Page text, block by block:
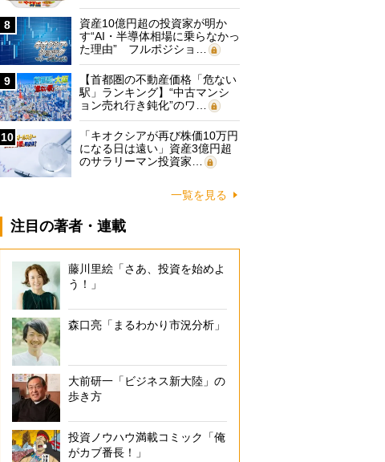
8
資産10億円超の投資家が明か
す“AI・半導体相場に乗らなかっ
た理由” フルポジショ…
9
【首都圏の不動産価格「危ない
駅」ランキング】“中古マンシ
ョン売れ行き鈍化”のワ…
10
「キオクシアが再び株価10万円
になる日は遠い」資産3億円超
のサラリーマン投資家…
一覧を見る
注目の著者・連載
藤川里絵「さあ、投資を始めよ
う！」
森口亮「まるわかり市況分析」
大前研一「ビジネス新大陸」の
歩き方
投資ノウハウ満載コミック「俺
がカブ番長！」